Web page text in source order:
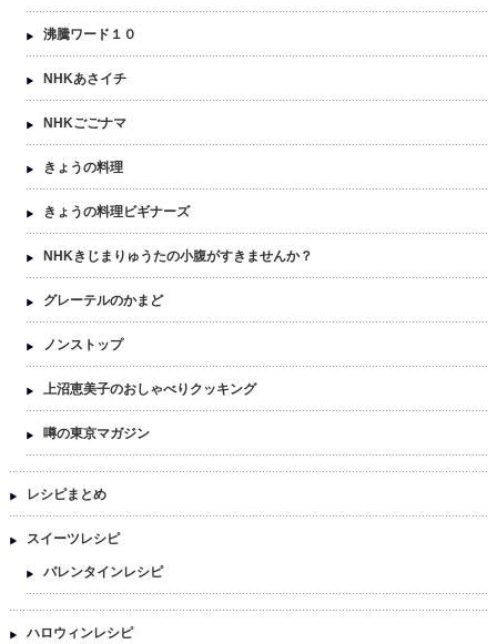
沸騰ワード１０
NHKあさイチ
NHKごごナマ
きょうの料理
きょうの料理ビギナーズ
NHKきじまりゅうたの小腹がすきませんか？
グレーテルのかまど
ノンストップ
上沼恵美子のおしゃべりクッキング
噂の東京マガジン
レシピまとめ
スイーツレシピ
バレンタインレシピ
ハロウィンレシピ